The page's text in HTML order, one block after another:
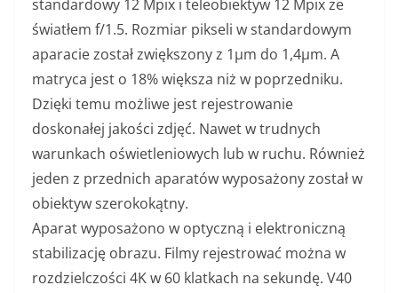
standardowy 12 Mpix i teleobiektyw 12 Mpix ze
światłem f/1.5. Rozmiar pikseli w standardowym
aparacie został zwiększony z 1µm do 1,4µm. A
matryca jest o 18% większa niż w poprzedniku.
Dzięki temu możliwe jest rejestrowanie
doskonałej jakości zdjęć. Nawet w trudnych
warunkach oświetleniowych lub w ruchu. Również
jeden z przednich aparatów wyposażony został w
obiektyw szerokokątny.
Aparat wyposażono w optyczną i elektroniczną
stabilizację obrazu. Filmy rejestrować można w
rozdzielczości 4K w 60 klatkach na sekundę. V40